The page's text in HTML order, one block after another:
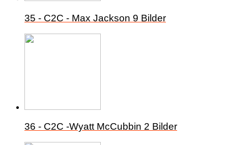
35 - C2C - Max Jackson 9 Bilder
36 - C2C -Wyatt McCubbin 2 Bilder